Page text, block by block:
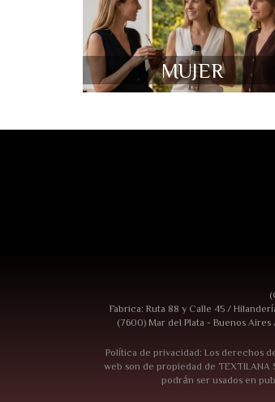
MUJER
Fabrica: Ruta 88 y Calle 45 /
(7600) Mar del Plata - Buenos Aires
Política de privacidad: Los derechos
web son de propiedad de TEXTILANA
podrán ser usados en